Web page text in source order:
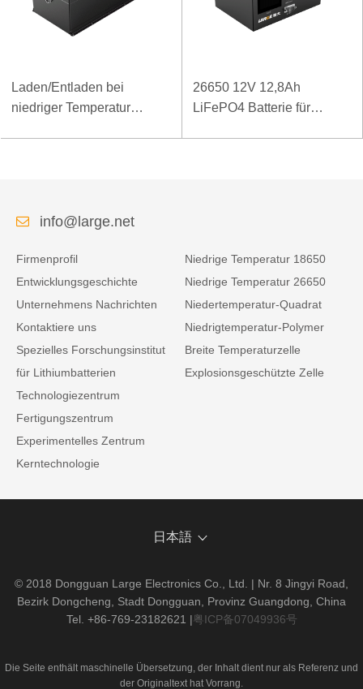
Laden/Entladen bei
niedriger Temperatur
26650 12V 12,8Ah
LiFePO4 Batterie für
info@large.net
Firmenprofil
Entwicklungsgeschichte
Unternehmens Nachrichten
Kontaktiere uns
Spezielles Forschungsinstitut
für Lithiumbatterien
Technologiezentrum
Fertigungszentrum
Experimentelles Zentrum
Kerntechnologie
Niedrige Temperatur 18650
Niedrige Temperatur 26650
Niedertemperatur-Quadrat
Niedrigtemperatur-Polymer
Breite Temperaturzelle
Explosionsgeschützte Zelle
日本語
© 2018 Dongguan Large Electronics Co., Ltd. | Nr. 8 Jingyi Road,
Bezirk Dongcheng, Stadt Dongguan, Provinz Guangdong, China
Tel. +86-769-23182621 |粤ICP备07049936号
Die Seite enthält maschinelle Übersetzung, der Inhalt dient nur als Referenz und
der Originaltext hat Vorrang.